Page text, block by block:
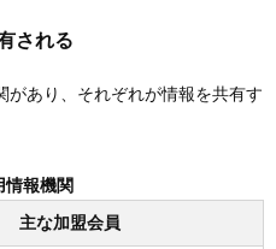
される
があり、それぞれが情報を共有す
情報機関
主な加盟会員